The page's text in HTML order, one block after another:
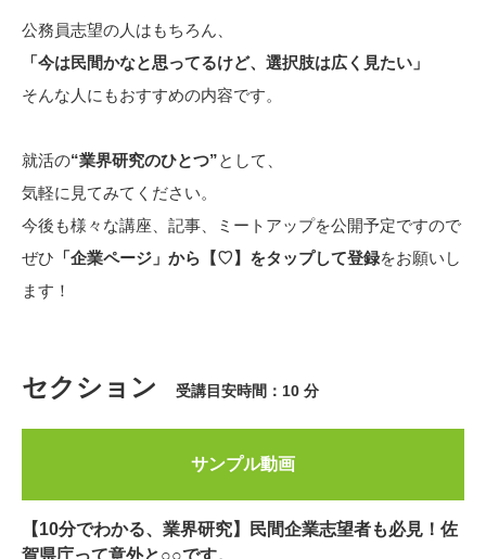
公務員志望の人はもちろん、
「今は民間かなと思ってるけど、選択肢は広く見たい」
そんな人にもおすすめの内容です。
就活の“業界研究のひとつ”として、
気軽に見てみてください。
今後も様々な講座、記事、ミートアップを公開予定ですので
ぜひ 「企業ページ」から【♡】をタップして登録をお願いし
ます！
セクション 受講目安時間：10 分
サンプル動画
【10分でわかる、業界研究】民間企業志望者も必見！佐
賀県庁って意外と○○です。